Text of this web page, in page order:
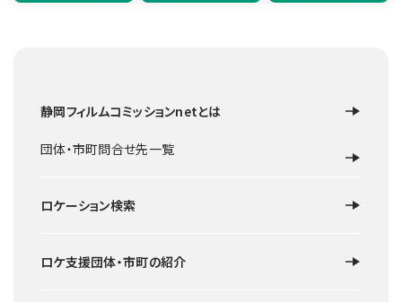
静岡フィルムコミッションnetとは
団体・市町問合せ先一覧
ロケーション検索
ロケ支援団体・市町の紹介
史跡・産業遺産など 伊豆の国市
韮山反射炉